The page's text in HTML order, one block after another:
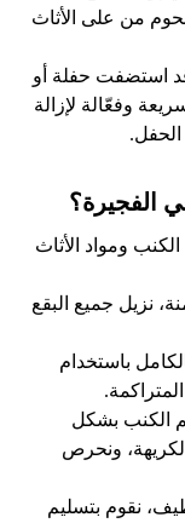
من على الأثاث
استضفت حفلة أو
وفعّالة لإزالة
الحفل.
الفجيرة؟
الكنب ومواد الأثاث
نزيل جميع البقع
باستخدام
الكنب بشكل
ونحرص
نقوم بتسليم